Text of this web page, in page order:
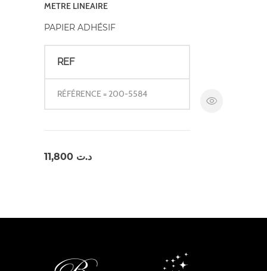
METRE LINEAIRE
PAPIER ADHÉSIF
REF
RÉFÉRENCE = 200-5584
د.ت